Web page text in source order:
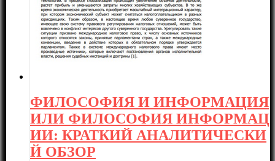
ФИЛОСОФИЯ И ИНФОРМАЦИЯ
ИЛИ ФИЛОСОФИЯ ИНФОРМАЦ
ИИ: КРАТКИЙ АНАЛИТИЧЕСКИ
Й ОБЗОР